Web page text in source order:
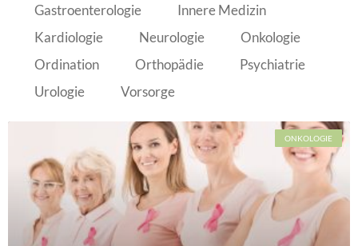
Gastroenterologie
Innere Medizin
Kardiologie
Neurologie
Onkologie
Ordination
Orthopädie
Psychiatrie
Urologie
Vorsorge
ONKOLOGIE